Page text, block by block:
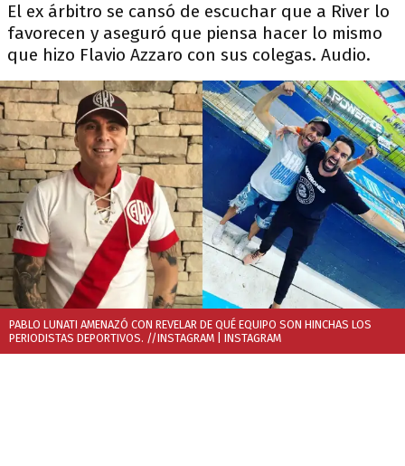
El ex árbitro se cansó de escuchar que a River lo
favorecen y aseguró que piensa hacer lo mismo
que hizo Flavio Azzaro con sus colegas. Audio.
PABLO LUNATI AMENAZÓ CON REVELAR DE QUÉ EQUIPO SON HINCHAS LOS
PERIODISTAS DEPORTIVOS. //INSTAGRAM | INSTAGRAM